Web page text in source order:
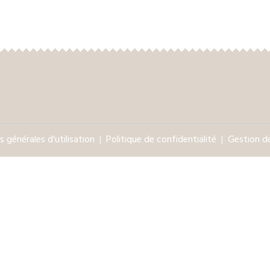
générales d'utilisation Politique de confidentialité Gestion